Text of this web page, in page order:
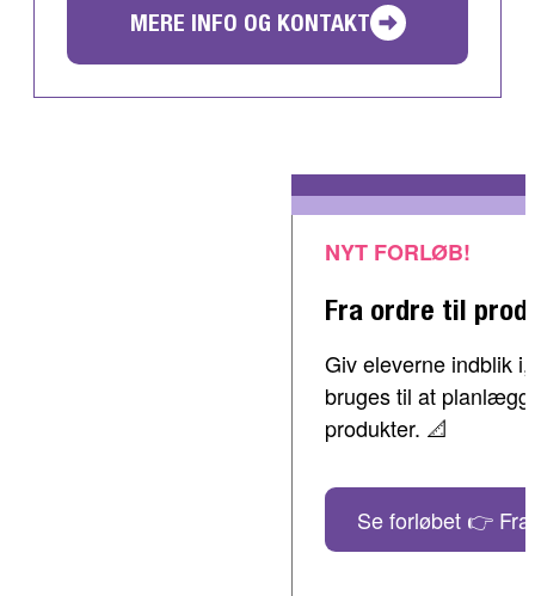
MERE INFO OG KONTAKT
NYT FORLØB!
Fra ordre til
Giv eleverne indblik
bruges til at
produkter. 📐
Se forløbet 👉